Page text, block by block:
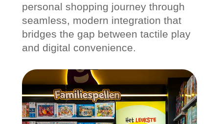
personal shopping journey through
seamless, modern integration that
bridges the gap between tactile play
and digital convenience.